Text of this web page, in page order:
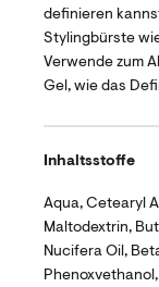
definieren
Stylingbürste
Verwende zum
Gel, wie das
Inhaltsstoffe
Aqua, Cetearyl
Maltodextrin,
Nucifera Oil,